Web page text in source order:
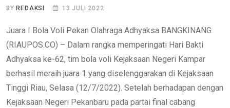
BY REDAKSI 13 JULI 2022
Juara I Bola Voli Pekan Olahraga Adhyaksa BANGKINANG
(RIAUPOS.CO) – Dalam rangka memperingati Hari Bakti
Adhyaksa ke-62, tim bola voli Kejaksaan Negeri Kampar
berhasil meraih juara 1 yang diselenggarakan di Kejaksaan
Tinggi Riau, Selasa (12/7/2022). Setelah berhadapan dengan
Kejaksaan Negeri Pekanbaru pada partai final cabang